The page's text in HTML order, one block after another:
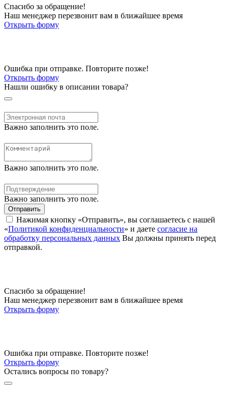
Спасибо за обращение!
Наш менеджер перезвонит вам в ближайшее время
Открыть форму
Ошибка при отправке. Повторите позже!
Открыть форму
Нашли ошибку в описании товара?
Важно заполнить это поле.
Важно заполнить это поле.
Важно заполнить это поле.
Отправить
Нажимая кнопку «Отправить», вы соглашаетесь с нашей
«Политикой конфиденциальности» и даете согласие на
обработку персональных данных Вы должны принять перед
отправкой.
Спасибо за обращение!
Наш менеджер перезвонит вам в ближайшее время
Открыть форму
Ошибка при отправке. Повторите позже!
Открыть форму
Остались вопросы по товару?